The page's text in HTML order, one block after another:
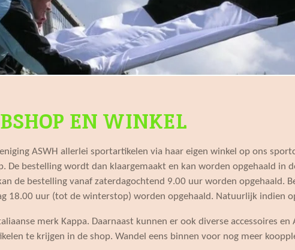
EN WINKEL
ASWH allerlei sportartikelen via haar eigen winkel op ons
De bestelling wordt dan klaargemaakt en kan worden opgehaald in
de bestelling vanaf zaterdagochtend 9.00 uur worden opgehaald.
18.00 uur (tot de winterstop) worden opgehaald. Natuurlijk indien
merk Kappa. Daarnaast kunnen er ook diverse accessoires
te krijgen in de shop. Wandel eens binnen voor nog meer